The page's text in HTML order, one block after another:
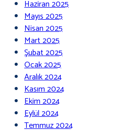
Haziran 2025
Mayıs 2025
Nisan 2025
Mart 2025
Şubat 2025
Ocak 2025
Aralık 2024
Kasım 2024
Ekim 2024
Eylül 2024
Temmuz 2024